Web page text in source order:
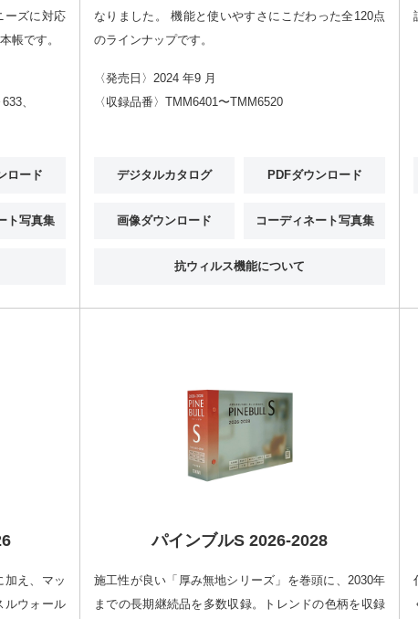
ーズに対応
帳です。
、
ロード
ト写真集
なりました。 機能と使いやすさにこだわった全120点
のラインナップです。
〈発売日〉2024 年9 月
〈収録品番〉TMM6401〜TMM6520
デジタルカタログ PDFダウンロード
画像ダウンロード コーディネート写真集
抗ウィルス機能について
加え、マッ
ルウォール
パインブルS 2026-2028
施工性が良い「厚み無地シリーズ」を巻頭に、2030年
までの長期継続品を多数収録。トレンドの色柄を収録